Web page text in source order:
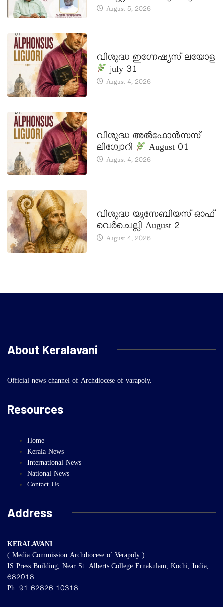
August 5, 2026
വിശുദ്ധ ഇഗ്നേഷ്യസ് ലയോള
july 31
August 4, 2026
വിശുദ്ധ അൽഫോൻസസ്
ലിഗ്വോറി
August 01
August 4, 2026
വിശുദ്ധ യൂസേബിയസ് ഓഫ്
വെർചെല്ലി August 2
August 4, 2026
About Keralavani
Official news channel of Archdiocese of varapoly.
Resources
Home
Kerala News
International News
National News
Contact Us
Address
KERALAVANI
( Media Commission Archdiocese of Verapoly )
IS Press Building, Near St. Alberts College Ernakulam, Kochi, India,
682018
Ph: 91 62826 10318